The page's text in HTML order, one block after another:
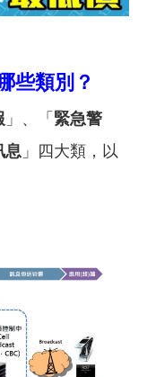
些類別？
」、「 緊急警
息 」四大類，以